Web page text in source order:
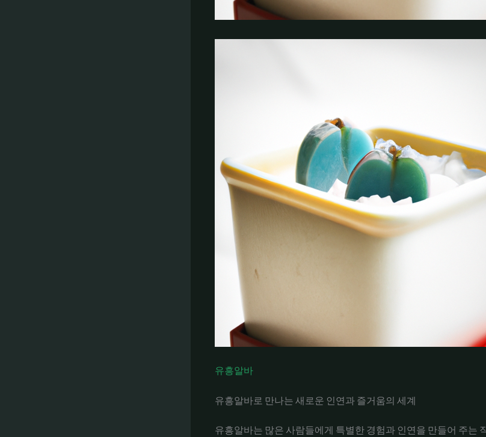
유흥알바
유흥알바로 만나는 새로운 인연과 즐거움의 세계
유흥알바는 많은 사람들에게 특별한 경험과 인연을 만들어 주는